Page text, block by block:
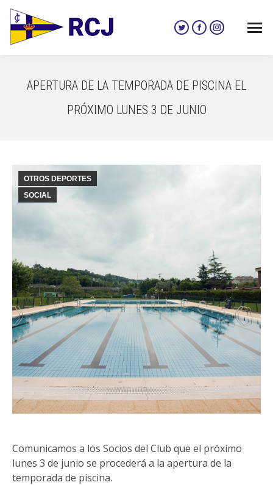
Twitter
in
new
window
Facebook
in
new
window
Instagram
in
new
APERTURA DE LA TEMPORADA DE PISCINA EL
PRÓXIMO LUNES 3 DE JUNIO
OTROS DEPORTES
SOCIAL
Comunicamos a los Socios del Club que el próximo
lunes 3 de junio se procederá a la apertura de la
temporada de piscina.